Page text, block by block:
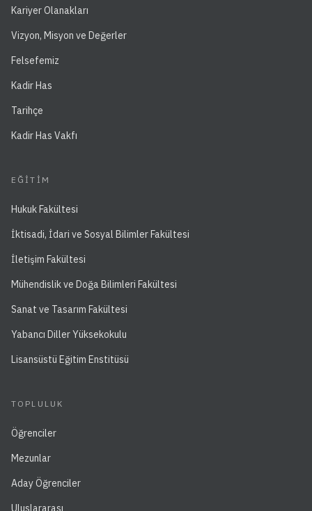
Kariyer Olanakları
Vizyon, Misyon ve Değerler
Felsefemiz
Kadir Has
Tarihçe
Kadir Has Vakfı
EĞITIM
Hukuk Fakültesi
İktisadi, İdari ve Sosyal Bilimler Fakültesi
İletişim Fakültesi
Mühendislik ve Doğa Bilimleri Fakültesi
Sanat ve Tasarım Fakültesi
Yabancı Diller Yüksekokulu
Lisansüstü Eğitim Enstitüsü
TOPLULUK
Öğrenciler
Mezunlar
Aday Öğrenciler
Uluslararası